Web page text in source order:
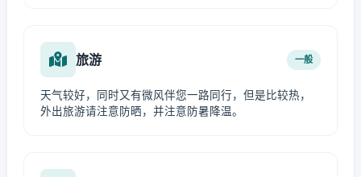
旅游 一般
天气较好，同时又有微风伴您一路同行，但是比较热，
外出旅游请注意防晒，并注意防暑降温。